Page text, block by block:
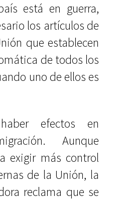
está en guerra,
los artículos de
que establecen
de todos los
uno de ellos es
efectos en
Aunque
exigir más control
de la Unión, la
reclama que se